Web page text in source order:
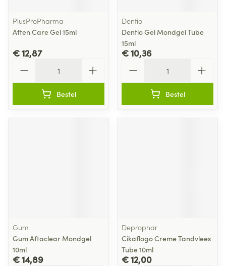
PlusProPharma
Aften Care Gel 15ml
€ 12,87
Bestel
Dentio
Dentio Gel Mondgel Tube
15ml
€ 10,36
Bestel
Gum
Gum Aftaclear Mondgel
10ml
€ 14,89
Deprophar
Cikaflogo Creme Tandvlees
Tube 10ml
€ 12,00